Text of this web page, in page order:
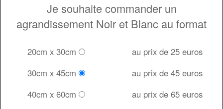
Je souhaite commander un
agrandissement Noir et Blanc au format
20cm x 30cm
au prix de 25 euros
30cm x 45cm
au prix de 45 euros
40cm x 60cm
au prix de 65 euros